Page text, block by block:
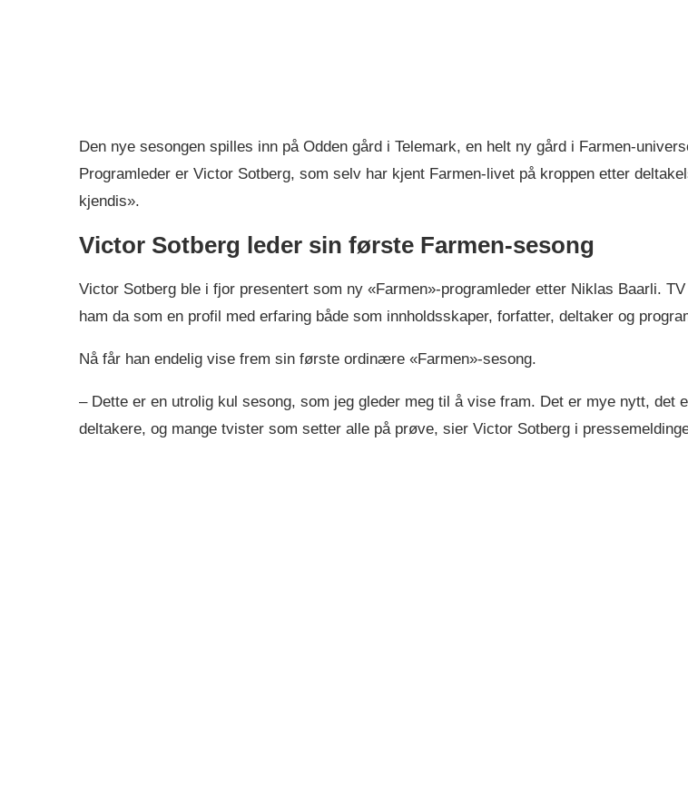
Den nye sesongen spilles inn på Odden gård i Telemark, en helt ny gård i Farmen-
Programleder er Victor Sotberg, som selv har kjent Farmen-livet på kroppen etter
kjendis».
Victor Sotberg leder sin første Farmen-sesong
Victor Sotberg ble i fjor presentert som ny «Farmen»-programleder etter Niklas Baarli.
ham da som en profil med erfaring både som innholdsskaper, forfatter, deltaker og
Nå får han endelig vise frem sin første ordinære «Farmen»-sesong.
– Dette er en utrolig kul sesong, som jeg gleder meg til å vise fram. Det er mye nytt, det
deltakere, og mange tvister som setter alle på prøve, sier Victor Sotberg i